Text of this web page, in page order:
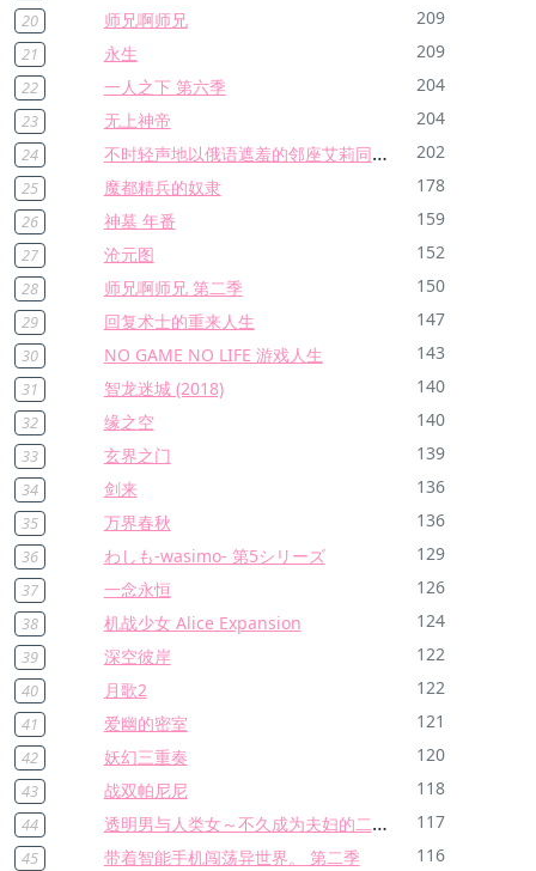
20 师兄啊师兄 209
21 永生 209
22 一人之下 第六季 204
23 无上神帝 204
24 不时轻声地以俄语遮羞的邻座艾莉同学 202
25 魔都精兵的奴隶 178
26 神墓 年番 159
27 沧元图 152
28 师兄啊师兄 第二季 150
29 回复术士的重来人生 147
30 NO GAME NO LIFE 游戏人生 143
31 智龙迷城 (2018) 140
32 缘之空 140
33 玄界之门 139
34 剑来 136
35 万界春秋 136
36 わしも-wasimo- 第5シリーズ 129
37 一念永恒 126
38 机战少女 Alice Expansion 124
39 深空彼岸 122
40 月歌2 122
41 爱幽的密室 121
42 妖幻三重奏 120
43 战双帕尼尼 118
44 透明男与人类女～不久成为夫妇的二人～ 117
45 带着智能手机闯荡异世界。 第二季 116